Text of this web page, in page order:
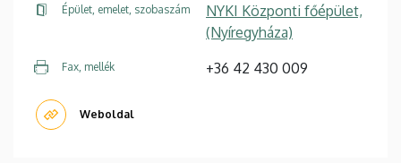
Épület, emelet, szobaszám
NYKI Központi főépület,
(Nyíregyháza)
Fax, mellék +36 42 430 009
Weboldal